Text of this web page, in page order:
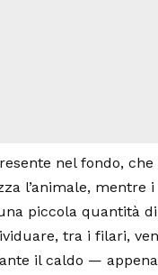
nel fondo,
l’animale, mentre i
piccola quantità
tra i filari,
il caldo —